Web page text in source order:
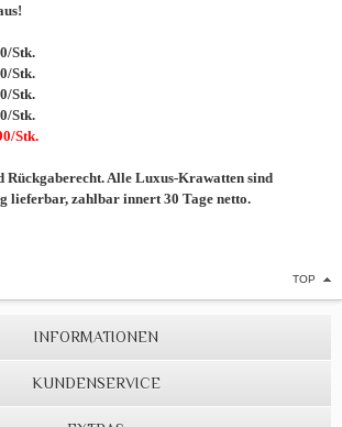
Stk.
Stk.
Stk.
Stk.
Stk.
Rückgaberecht. Alle Luxus-Krawatten sind
lieferbar, zahlbar innert 30 Tage netto.
TOP
INFORMATIONEN
KUNDENSERVICE